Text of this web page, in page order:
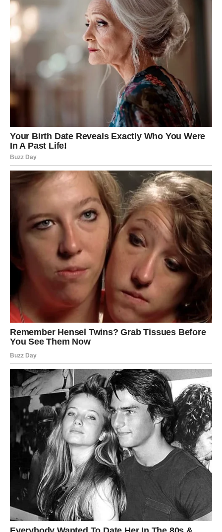
Moguće je dopisivanje koje će trajati do kasno u noć.
Neki Blizanci će shvatiti da su se zaljubili mnogo više
nego što su planirali. Upravo zbog toga emocije postaju
snažne i teško ih kontrolišete.
Rak
Rakovi će biti među najemotivnijim znacima ovog dana.
Srce vam je puno emocija koje više ne možete skrivati.
Ako ste u vezi, partner će konačno shvatiti koliko vam je
stalo. Mnogi Rakovi će dobiti dokaz ljubavi koji dugo
čekaju.
Slobodni Rakovi mogli bi da dožive veoma emotivan
susret sa osobom iz prošlosti. Moguće je pomirenje ili
razgovor koji će probuditi stare uspomene.
Neko rođen u ovom znaku mogao bi čak i zaplakati zbog
ljubavi – ali ovog puta zbog sreće i olakšanja. Posle
mnogo tuge, dolazi trenutak koji vraća veru u emocije.
Lav
Lavovi će želeti pažnju i potvrdu ljubavi više nego inače.
Ako ste u vezi, moguće je da ćete partneru zameriti
hladnoću ili nedostatak emocija. Ipak, nije sve onako kako
izgleda. Druga strana samo ne zna kako da pokaže
osećanja.
Slobodni Lavovi mogli bi neočekivano da se zbliže sa
osobom koju poznaju već neko vreme. Iz prijateljstva
može nastati nešto mnogo dublje.
Jedan Lav će tokom večeri dobiti priznanje koje nije
očekivao. Srce će vam ubrzano lupati, a emocije će biti
gotovo nemoguće sakriti.
Devica